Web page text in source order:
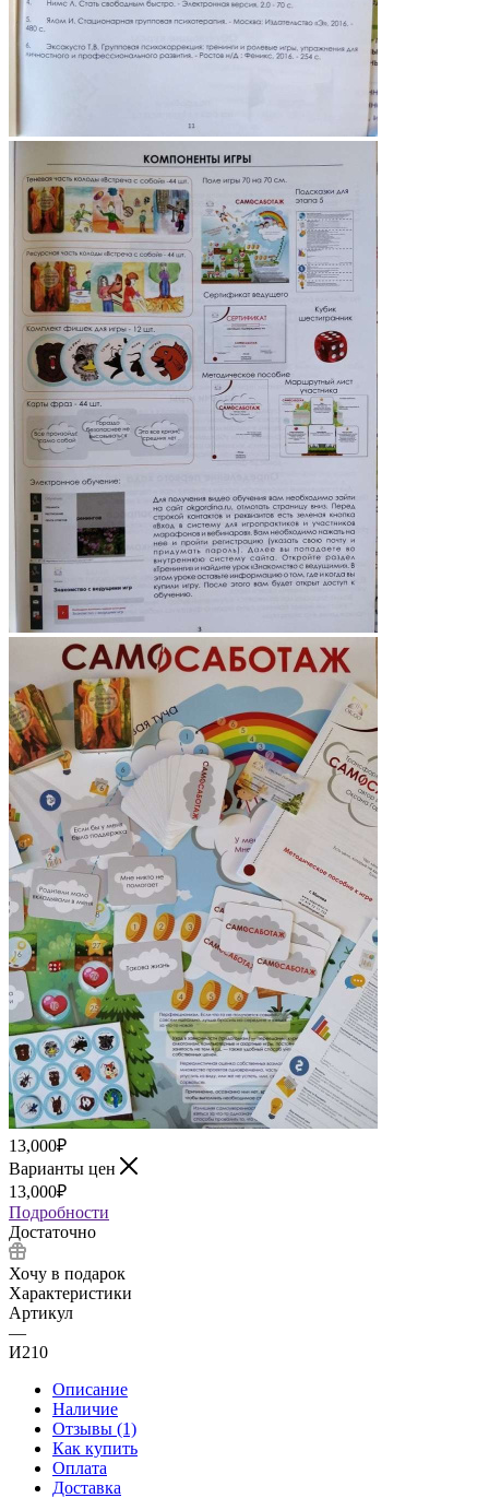
13,000₽
Варианты цен
13,000₽
Подробности
Достаточно
Хочу в подарок
Характеристики
Артикул
—
И210
Описание
Наличие
Отзывы (1)
Как купить
Оплата
Доставка